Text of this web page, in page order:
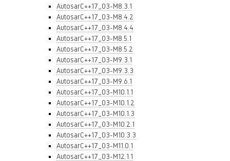
AutosarC++17_03-M8.3.1
AutosarC++17_03-M8.4.2
AutosarC++17_03-M8.4.4
AutosarC++17_03-M8.5.1
AutosarC++17_03-M8.5.2
AutosarC++17_03-M9.3.1
AutosarC++17_03-M9.3.3
AutosarC++17_03-M9.6.1
AutosarC++17_03-M10.1.1
AutosarC++17_03-M10.1.2
AutosarC++17_03-M10.1.3
AutosarC++17_03-M10.2.1
AutosarC++17_03-M10.3.3
AutosarC++17_03-M11.0.1
AutosarC++17_03-M12.1.1